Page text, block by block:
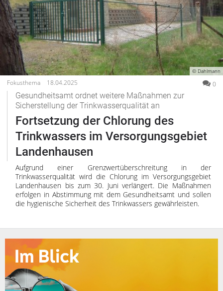
© Dahlmann
Fokusthema 18.04.2025 0
Gesundheitsamt ordnet weitere Maßnahmen zur
Sicherstellung der Trinkwasserqualität an
Fortsetzung der Chlorung des
Trinkwassers im Versorgungsgebiet
Landenhausen
Aufgrund einer Grenzwertüberschreitung in der
Trinkwasserqualität wird die Chlorung im Versorgungsgebiet
Landenhausen bis zum 30. Juni verlängert. Die Maßnahmen
erfolgen in Abstimmung mit dem Gesundheitsamt und sollen
die hygienische Sicherheit des Trinkwassers gewährleisten.